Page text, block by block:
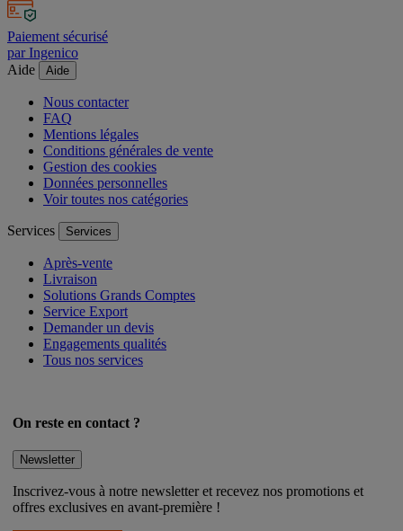
Paiement sécurisé
par Ingenico
Aide
Aide
Nous contacter
FAQ
Mentions légales
Conditions générales de vente
Gestion des cookies
Données personnelles
Voir toutes nos catégories
Services Services
Après-vente
Livraison
Solutions Grands Comptes
Service Export
Demander un devis
Engagements qualités
Tous nos services
On reste en contact ?
Newsletter
Inscrivez-vous à notre newsletter et recevez nos promotions et
offres exclusives en avant-première !